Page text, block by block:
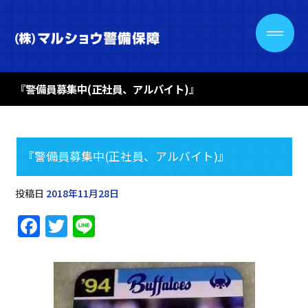
『警備員募集中(正社員、アルバイト)』
『警備員募集中(正社員、アルバイト)』
投稿日 2018年11月28日
F T
it
te
e